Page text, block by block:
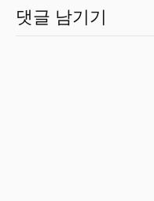
댓글 남기기